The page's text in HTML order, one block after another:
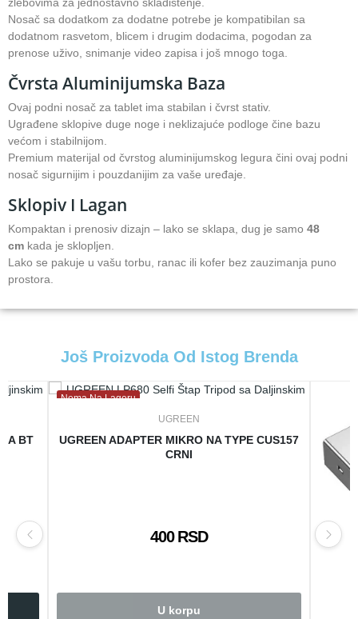
Nosač sa dodatkom za dodatne potrebe je kompatibilan sa
dodatnom rasvetom, blicem i drugim dodacima, pogodan za
prenose uživo, snimanje video zapisa i još mnogo toga.
Čvrsta Aluminijumska Baza
Ovaj podni nosač za tablet ima stabilan i čvrst stativ.
Ugrađene sklopive duge noge i neklizajuće podloge čine bazu
većom i stabilnijom.
Premium materijal od čvrstog aluminijumskog legura čini ovaj podni
nosač sigurnijim i pouzdanijim za vaše uređaje.
Sklopiv I Lagan
Kompaktan i prenosiv dizajn – lako se sklapa, dug je samo 48
cm kada je sklopljen.
Lako se pakuje u vašu torbu, ranac ili kofer bez zauzimanja puno
prostora.
Još Proizvoda Od Istog Brenda
BT
Nema Na Lageru
UGREEN
UGREEN ADAPTER MIKRO NA TYPE CUS157
CRNI
400 RSD
U korpu